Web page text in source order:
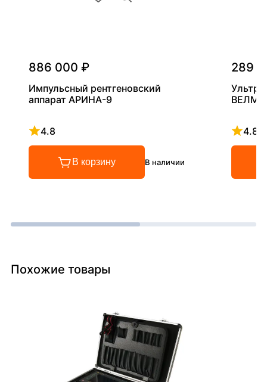
886 000 ₽
Импульсный рентгеновский
аппарат АРИНА-9
4.8
Рейтинг 4.8 из 5
В корзину В наличии
289
4.8
Похожие товары